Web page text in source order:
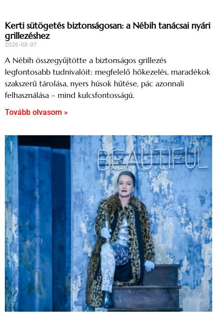
Kerti sütögetés biztonságosan: a Nébih tanácsai nyári
grillezéshez
2026-08-07
A Nébih összegyűjtötte a biztonságos grillezés
legfontosabb tudnivalóit: megfelelő hőkezelés, maradékok
szakszerű tárolása, nyers húsok hűtése, pác azonnali
felhasználása – mind kulcsfontosságú.
Tovább olvasom »